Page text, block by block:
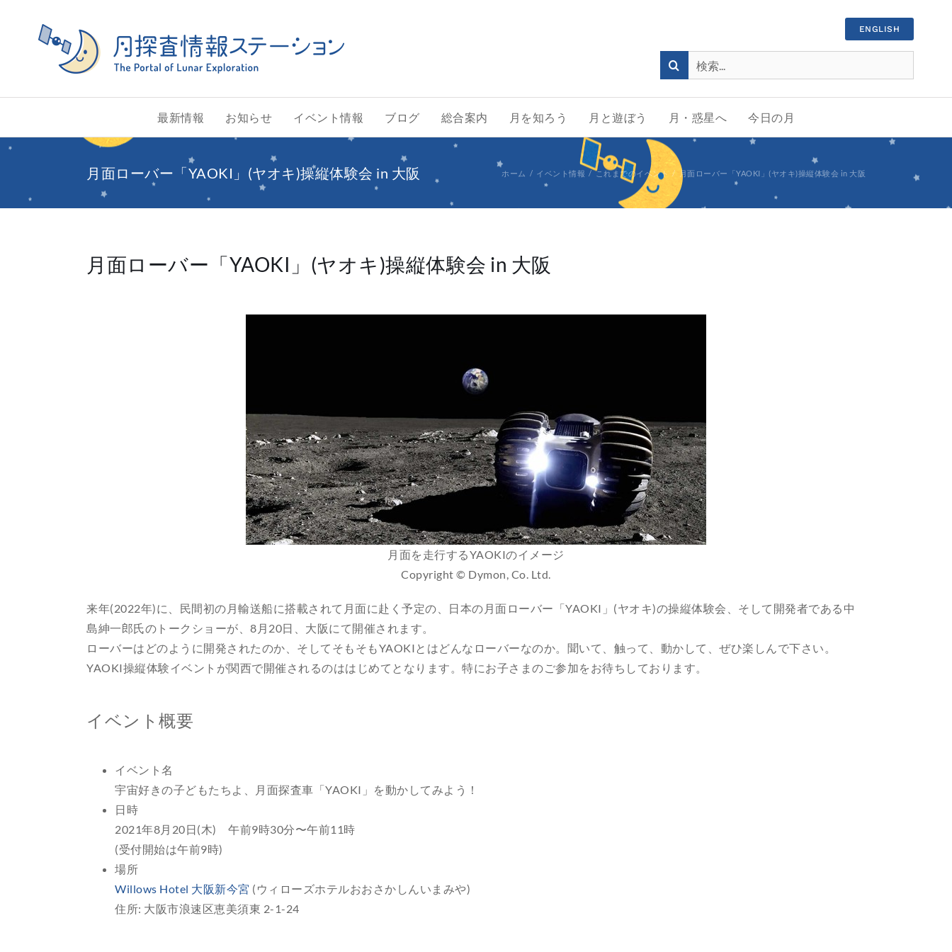
ENGLISH
検
索
…
最新情報
お知らせ イベント情報 ブログ 総合案内 月を知ろう 月と遊ぼう 月・惑星へ 今日の月
月面ローバー「YAOKI」(ヤオキ)操縦体験会 in 大阪 ホーム イベント情報 これまでのイベント 月面ローバー「YAOKI」(ヤオキ)操縦体験会 in 大阪
月面ローバー「YAOKI」(ヤオキ)操縦体験会 in 大阪
月面を走行するYAOKIのイメージ
Copyright © Dymon, Co. Ltd.
来年(2022年)に、民間初の月輸送船に搭載されて月面に赴く予定の、日本の月面ローバー「YAOKI」(ヤオキ)の操縦体験会、そして開発者である中
島紳一郎氏のトークショーが、8月20日、大阪にて開催されます。
ローバーはどのように開発されたのか、そしてそもそもYAOKIとはどんなローバーなのか。聞いて、触って、動かして、ぜひ楽しんで下さい。
YAOKI操縦体験イベントが関西で開催されるのははじめてとなります。特にお子さまのご参加をお待ちしております。
イベント概要
イベント名
宇宙好きの子どもたちよ、月面探査車「YAOKI」を動かしてみよう！
日時
2021年8月20日(木) 午前9時30分〜午前11時
(受付開始は午前9時)
場所
Willows Hotel 大阪新今宮 (ウィローズホテルおおさかしんいまみや)
住所: 大阪市浪速区恵美須東 2-1-24